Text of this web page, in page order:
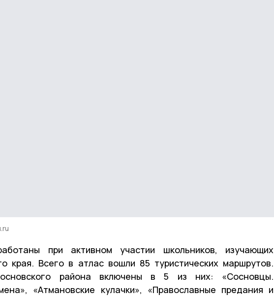
при активном участии школьников, изучающих
края. Всего в атлас вошли 85 туристических маршрутов.
района включены в 5 из них: «Сосновцы.
«Атмановские кулачки», «Православные предания и